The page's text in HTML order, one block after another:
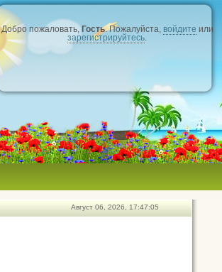
Добро пожаловать,Гость. Пожалуйста, войдите или
зарегистрируйтесь.
Август 06, 2026, 17:47:05